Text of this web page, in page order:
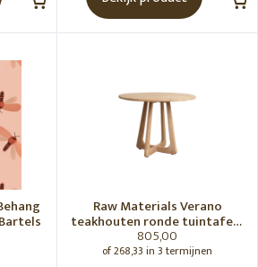
Raw Materials Verano
teakhouten ronde tuintafel -
Ø100 cm
805,00
of 268,33 in 3 termijnen